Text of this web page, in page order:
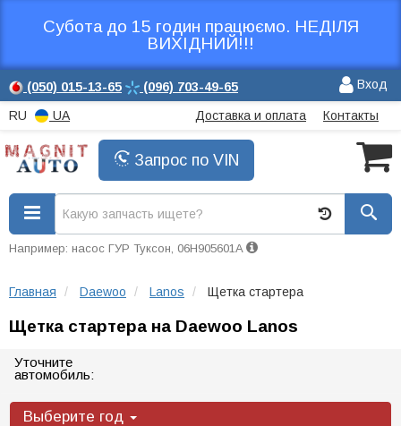
Субота до 15 годин працюємо. НЕДІЛЯ
ВИХІДНИЙ!!!
(050) 015-13-65 (096) 703-49-65 Вход
RU UA Доставка и оплата Контакты
Запрос по VIN
Например: насос ГУР Туксон, 06H905601A
Главная Daewoo Lanos Щетка стартера
Щетка стартера на Daewoo Lanos
Уточните
автомобиль:
Выберите год